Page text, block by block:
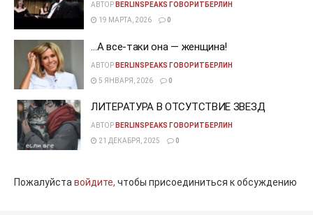
АВТОР BERLINSPEAKS ГОВОРИТБЕРЛИН
19 МАРТА, 2026
0
…А все-таки она — женщина!
АВТОР BERLINSPEAKS ГОВОРИТБЕРЛИН
5 ЯНВАРЯ, 2026
0
ЛИТЕРАТУРА В ОТСУТСТВИЕ ЗВЕЗД
АВТОР BERLINSPEAKS ГОВОРИТБЕРЛИН
21 ДЕКАБРЯ, 2025
0
Пожалуйста войдите, чтобы присоединиться к обсуждению